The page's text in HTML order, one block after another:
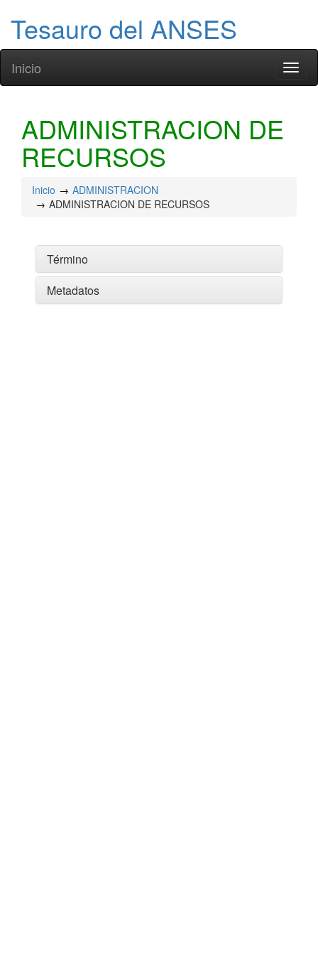
Tesauro del ANSES
Inicio
ADMINISTRACION DE
RECURSOS
Inicio
ADMINISTRACION
ADMINISTRACION DE RECURSOS
Término
Metadatos